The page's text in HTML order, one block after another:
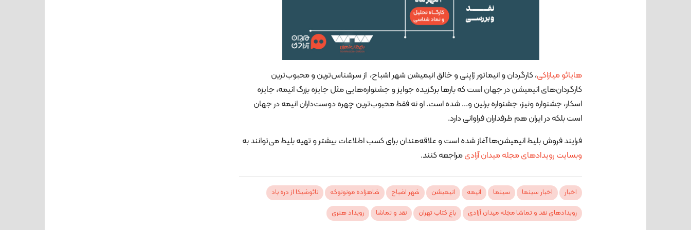
هایائو میازاکی، کارگردان و انیماتور ژاپنی و خالق انیمیشن شهر اشباح، از سرشناس‌ترین و محبوب‌ترین
کارگردان‌های انیمیشن در جهان است که بارها برگزیده جوایز و جشنواره‌هایی مثل جایزه بزرگ انیمه، جایزه
اسکار، جشنواره ونیز، جشنواره برلین و... شده است. او نه فقط محبوب‌ترین چهره دوست‌داران انیمه در جهان
است بلکه در ایران هم طرفداران فراوانی دارد.
فرایند فروش بلیط انیمیشن‌ها آغاز شده است و علاقه‌مندان برای کسب اطلاعات بیشتر و تهیه بلیط می‌توانند به
وبسایت رویدادهای مجله میدان آزادیمراجعه کنند.
اخبار اخبار سینما سینما انیمه انیمیشن شهر اشباح شاهزاده مونونوکه
نائوشیکا از دره باد
رویدادهای نقد و تماشا مجله میدان آزادی
باغ کتاب تهران نقد و تماشا رویداد هنری